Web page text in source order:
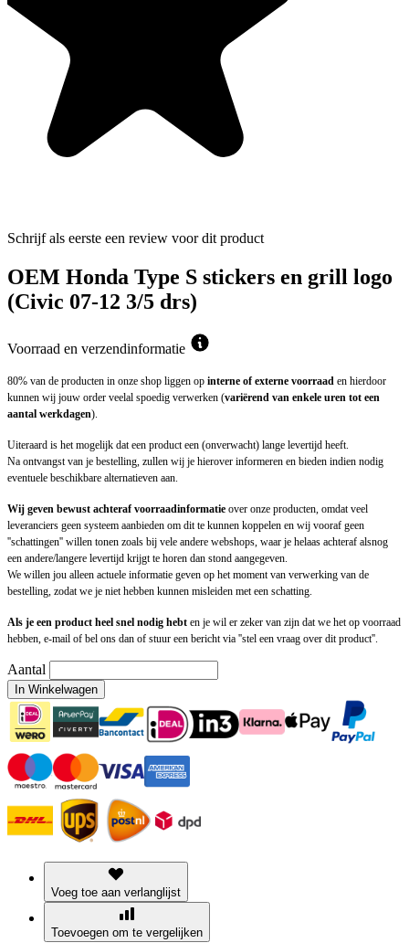
Schrijf als eerste een review voor dit product
OEM Honda Type S stickers en grill logo
(Civic 07-12 3/5 drs)
Voorraad en verzendinformatie
80% van de producten in onze shop liggen op interne of externe voorraad en hierdoor
kunnen wij jouw order veelal spoedig verwerken (variërend van enkele uren tot een
aantal werkdagen).
Uiteraard is het mogelijk dat een product een (onverwacht) lange levertijd heeft.
Na ontvangst van je bestelling, zullen wij je hierover informeren en bieden indien nodig
eventuele beschikbare alternatieven aan.
Wij geven bewust achteraf voorraadinformatie over onze producten, omdat veel
leveranciers geen systeem aanbieden om dit te kunnen koppelen en wij vooraf geen
''schattingen'' willen tonen zoals bij vele andere webshops, waar je helaas achteraf alsnog
een andere/langere levertijd krijgt te horen dan stond aangegeven.
We willen jou alleen actuele informatie geven op het moment van verwerking van de
bestelling, zodat we je niet hebben kunnen misleiden met een schatting.
Als je een product heel snel nodig hebt en je wil er zeker van zijn dat we het op voorraad
hebben, e-mail of bel ons dan of stuur een bericht via ''stel een vraag over dit product''.
Aantal
In Winkelwagen
Voeg toe aan verlanglijst
Toevoegen om te vergelijken